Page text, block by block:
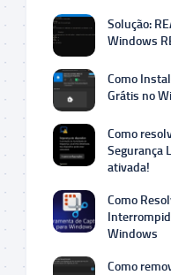
Solução:
Windows
Como
Grátis no
Como
Segurança
ativada!
Como
Windows
Como